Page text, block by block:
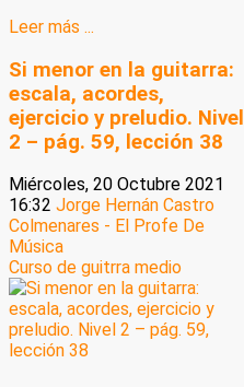
Leer más ...
Si menor en la guitarra:
escala, acordes,
ejercicio y preludio. Nivel
2 – pág. 59, lección 38
Miércoles, 20 Octubre 2021
16:32 Jorge Hernán Castro
Colmenares - El Profe De
Música
Curso de guitrra medio